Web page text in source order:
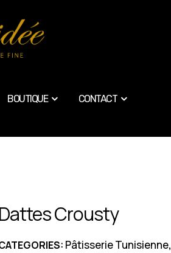
BOUTIQUE CONTACT
Dattes Crousty
Pâtisserie Tunisienne,